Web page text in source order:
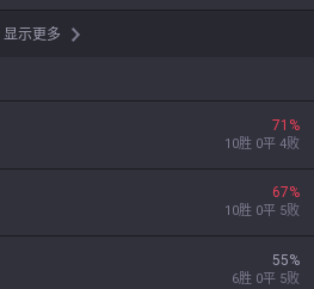
显示更多
71 %
10胜 0平 4败
67%
10胜 0平 5败
55%
6胜 0平 5败